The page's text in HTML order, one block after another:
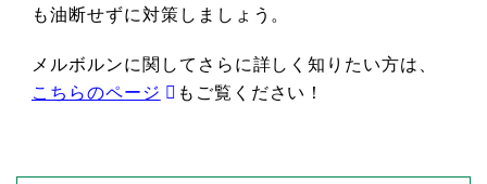
も油断せずに対策しましょう。
メルボルンに関してさらに詳しく知りたい方は、
こちらのページ
もご覧ください！